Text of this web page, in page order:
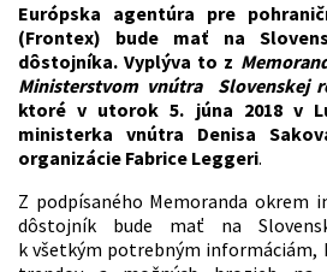
Európska agentúra pre
(Frontex) bude mať na
dôstojníka. Vyplýva to z
Ministerstvom vnútra Slovenskej
ktoré v utorok 5. júna 2018 v
ministerka vnútra Denisa
organizácie Fabrice Leggeri.
Z podpísaného Memoranda okrem
dôstojník bude mať na
k všetkým potrebným informáciám,